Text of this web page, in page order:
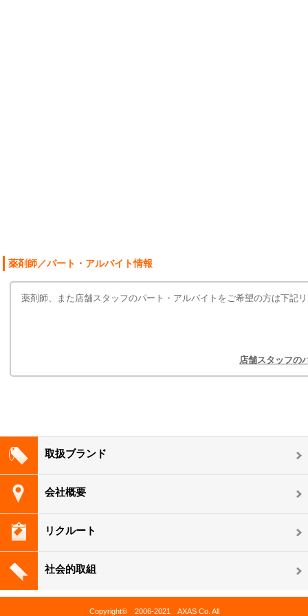
取扱ブランド
会社概要
リクルート
社会的取組
薬剤師／パート・アルバイト情報
薬剤師、また店舗スタッフのパート・アルバイトをご希望の方は下記
店舗スタッフの
Copyright© 2006-2021 AXAS Co. All